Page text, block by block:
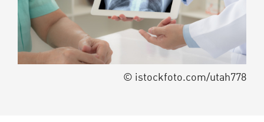
© istockfoto.com/utah778